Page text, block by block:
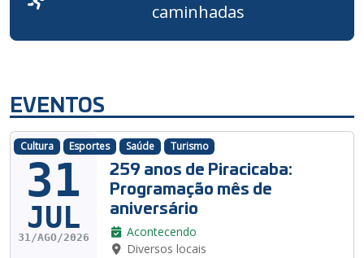
caminhadas
EVENTOS
31
JUL
31/AGO/2026
259 anos de Piracicaba:
Programação mês de
aniversário
Acontecendo
Diversos locais
Cultura Esportes Saúde Turismo